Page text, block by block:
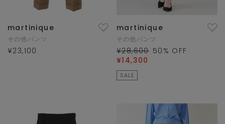
martinique
その他パンツ
¥23,100
martinique
その他パンツ
¥28,600 50 % OFF
¥14,300
SALE